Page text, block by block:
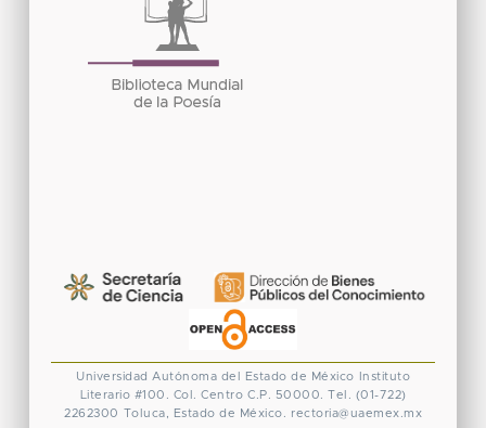
Universidad Autónoma del Estado de México
Instituto
Literario #100. Col. Centro C.P. 50000. Tel. (01-722)
2262300 Toluca, Estado de México. rectoria@uaemex.mx